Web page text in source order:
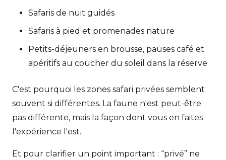
Safaris de nuit guidés
Safaris à pied et promenades nature
Petits-déjeuners en brousse, pauses café et
apéritifs au coucher du soleil dans la réserve
C'est pourquoi les zones safari privées semblent
souvent si différentes. La faune n'est peut-être
pas différente, mais la façon dont vous en faites
l'expérience l'est.
Et pour clarifier un point important : “privé” ne